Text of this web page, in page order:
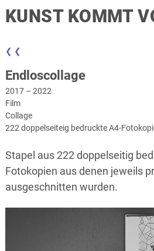
KUNST KOMMT
❮ ❮
Endloscollage
2017 – 2022
Film
Collage
222 doppelseiteig bedruckte A4-
Stapel aus 222 doppelseitig
Fotokopien aus denen jeweils
ausgeschnitten wurden.